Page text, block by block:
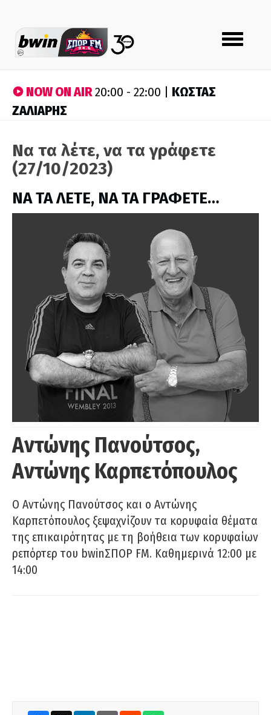
Toggle
navigation
NOW ON AIR20:00 - 22:00 | ΚΩΣΤΑΣ
ΖΑΛΙΑΡΗΣ
Να τα λέτε, να τα γράφετε
(27/10/2023)
ΝΑ ΤΑ ΛΕΤΕ, ΝΑ ΤΑ ΓΡΑΦΕΤΕ…
Αντώνης Πανούτσος,
Αντώνης Καρπετόπουλος
Ο Αντώνης Πανούτσος και ο Αντώνης
Καρπετόπουλος ξεψαχνίζουν τα κορυφαία θέματα
της επικαιρότητας με τη βοήθεια των κορυφαίων
ρεπόρτερ του bwinΣΠΟΡ FM. Καθημερινά 12:00 με
14:00